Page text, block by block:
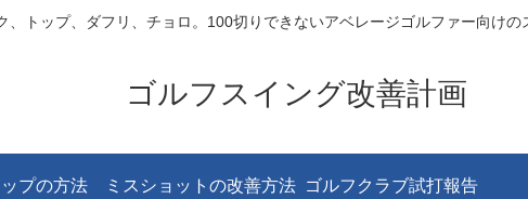
、トップ、ダフリ、チョロ。100切りできないアベレージゴルファー向けの
ゴルフスイング改善計画
プの方法 ミスショットの改善方法 ゴルフクラブ試打報告